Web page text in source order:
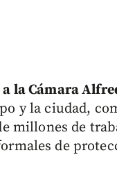
la Cámara
y la ciudad,
millones de
de